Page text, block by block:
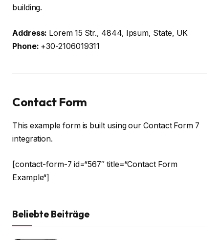
building.
Address: Lorem 15 Str., 4844, Ipsum, State, UK
Phone: +30-2106019311
Contact Form
This example form is built using our Contact Form 7
integration.
[contact-form-7 id=“567″ title=“Contact Form
Example“]
Beliebte Beiträge